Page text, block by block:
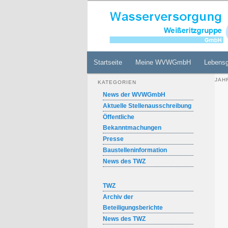
Startseite Meine WVWGmbH
KATEGORIEN
News der WVWGmbH
Aktuelle Stellenausschreibung
Öffentliche
Bekanntmachungen
Presse
Baustelleninformation
News des TWZ
TWZ
Archiv der
Beteiligungsberichte
News des TWZ